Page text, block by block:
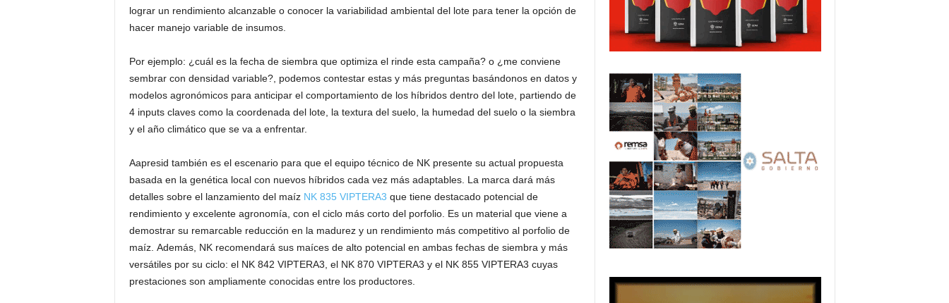
lograr un rendimiento alcanzable o conocer la variabilidad ambiental del lote para tener la opción de
hacer manejo variable de insumos.
Por ejemplo: ¿cuál es la fecha de siembra que optimiza el rinde esta campaña? o ¿me conviene
sembrar con densidad variable?, podemos contestar estas y más preguntas basándonos en datos y
modelos agronómicos para anticipar el comportamiento de los híbridos dentro del lote, partiendo de
4 inputs claves como la coordenada del lote, la textura del suelo, la humedad del suelo o la siembra
y el año climático que se va a enfrentar.
Aapresid también es el escenario para que el equipo técnico de NK presente su actual propuesta
basada en la genética local con nuevos híbridos cada vez más adaptables. La marca dará más
detalles sobre el lanzamiento del maíz NK 835 VIPTERA3 que tiene destacado potencial de
rendimiento y excelente agronomía, con el ciclo más corto del porfolio. Es un material que viene a
demostrar su remarcable reducción en la madurez y un rendimiento más competitivo al porfolio de
maíz. Además, NK recomendará sus maíces de alto potencial en ambas fechas de siembra y más
versátiles por su ciclo: el NK 842 VIPTERA3, el NK 870 VIPTERA3 y el NK 855 VIPTERA3 cuyas
prestaciones son ampliamente conocidas entre los productores.